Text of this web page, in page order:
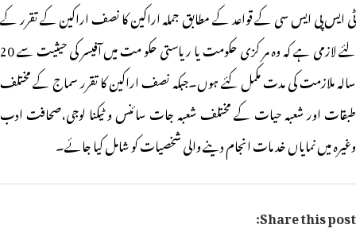
ٹی ایس پی ایس سی کے قواعد کے مطابق جملہ اراکین کا نصف اراکین کے تقرر کے
لئے لازمی ہے کہ وہ مر کزی حکومت یا ریاستی حکو مت میں آفیسر کی حیثیت سے 20
سالہ ملازمت کی مدت مکمل کئے ہوں۔جبکہ نصف اراکین کا تقرر سماج کے مختلف
طبقات اور شعبہ حیات کے مختلف شعبہ جات سائنس و ٹیکنا لوجی،صحافت ادب
وغیرہ میں نمایاں خد مات انجام دینے والی شخصیات کو شامل کیا جائے۔
Share this post: